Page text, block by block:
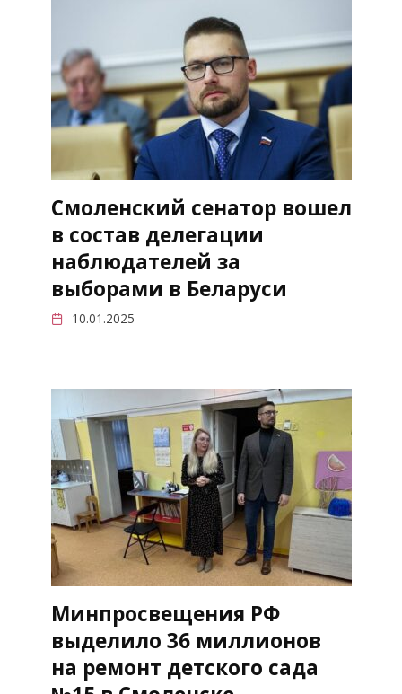
Смоленский сенатор вошел
в состав делегации
наблюдателей за
выборами в Беларуси
10.01.2025
Минпросвещения РФ
выделило 36 миллионов
на ремонт детского сада